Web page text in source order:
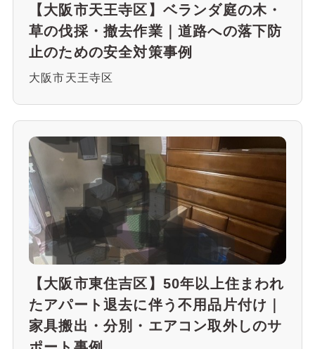
【大阪市天王寺区】ベランダ庭の木・
草の伐採・撤去作業｜道路への落下防
止のための安全対策事例
大阪市天王寺区
【大阪市東住吉区】50年以上住まわれ
たアパート退去に伴う不用品片付け｜
家具搬出・分別・エアコン取外しのサ